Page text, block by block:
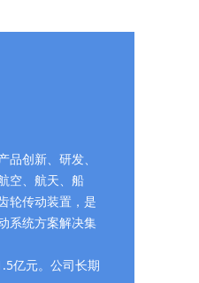
创新、研发、
空、航天、船
轮传动装置，是
系统方案解决集
亿元。公司长期